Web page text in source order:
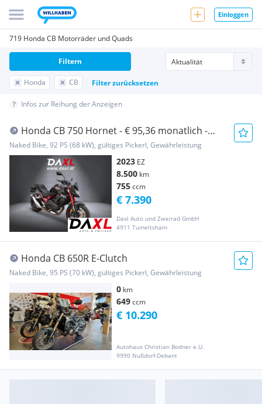
Einloggen
719 Honda CB Motorräder und Quads
Honda CB Filter zurücksetzen
Filtern
Infos zur Reihung der Anzeigen
Honda CB 750 Hornet - € 95,36 monatlich -
inkl. Zubehör
Naked Bike, 92 PS (68 kW), gültiges Pickerl, Gewährleistung
2023 EZ
8.500 km
755ccm
Daxl Auto und Zweirad GmbH
4911 Tumeltsham
€ 7.390
Honda CB 650R E-Clutch
Naked Bike, 95 PS (70 kW), gültiges Pickerl, Gewährleistung
0 km
649ccm
Autohaus Christian Bodner e.U.
9990 Nußdorf-Debant
€ 10.290